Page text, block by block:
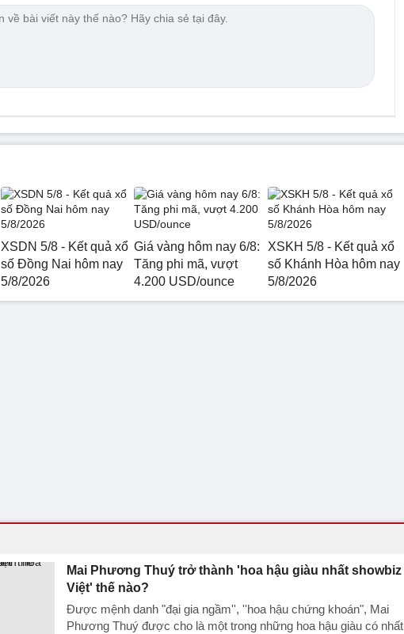
XSDN 5/8 - Kết quả xổ
số Đồng Nai hôm nay
5/8/2026
Giá vàng hôm nay 6/8:
Tăng phi mã, vượt
4.200 USD/ounce
XSKH 5/8 - Kết quả xổ
số Khánh Hòa hôm nay
5/8/2026
Mai Phương Thuý trở thành 'hoa hậu giàu nhất showbiz
Việt' thế nào?
Được mệnh danh "đại gia ngầm'', ''hoa hậu chứng khoán", Mai
Phương Thuý được cho là một trong những hoa hậu giàu có nhất